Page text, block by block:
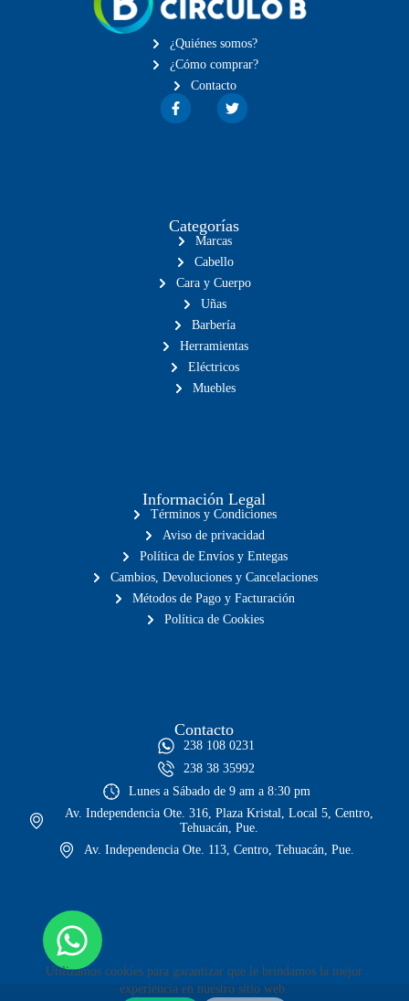
Utilizamos cookies para garantizar que le brindamos la mejor
experiencia en nuestro sitio web.
¿Quiénes somos?
¿Cómo comprar?
Contacto
Categorías
Marcas
Cabello
Cara y Cuerpo
Uñas
Barbería
Herramientas
Eléctricos
Muebles
Información Legal
Términos y Condiciones
Aviso de privacidad
Política de Envíos y Entegas
Cambios, Devoluciones y Cancelaciones
Métodos de Pago y Facturación
Política de Cookies
Contacto
238 108 0231
238 38 35992
Lunes a Sábado de 9 am a 8:30 pm
Av. Independencia Ote. 316, Plaza Kristal, Local 5, Centro,
Tehuacán, Pue.
Av. Independencia Ote. 113, Centro, Tehuacán, Pue.